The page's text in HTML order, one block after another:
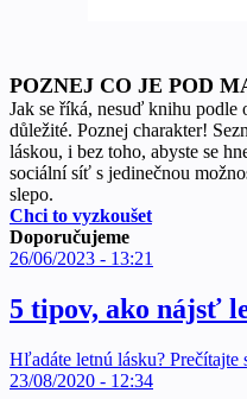
POZNEJ CO JE POD
Jak se říká, nesuď knihu podle
důležité. Poznej charakter!
láskou, i bez toho, abyste se
sociální síť s jedinečnou
slepo.
Chci to vyzkoušet
Doporučujeme
26/06/2023 - 13:21
5 tipov, ako nájsť
Hľadáte letnú lásku? Prečítajte
23/08/2020 - 12:34